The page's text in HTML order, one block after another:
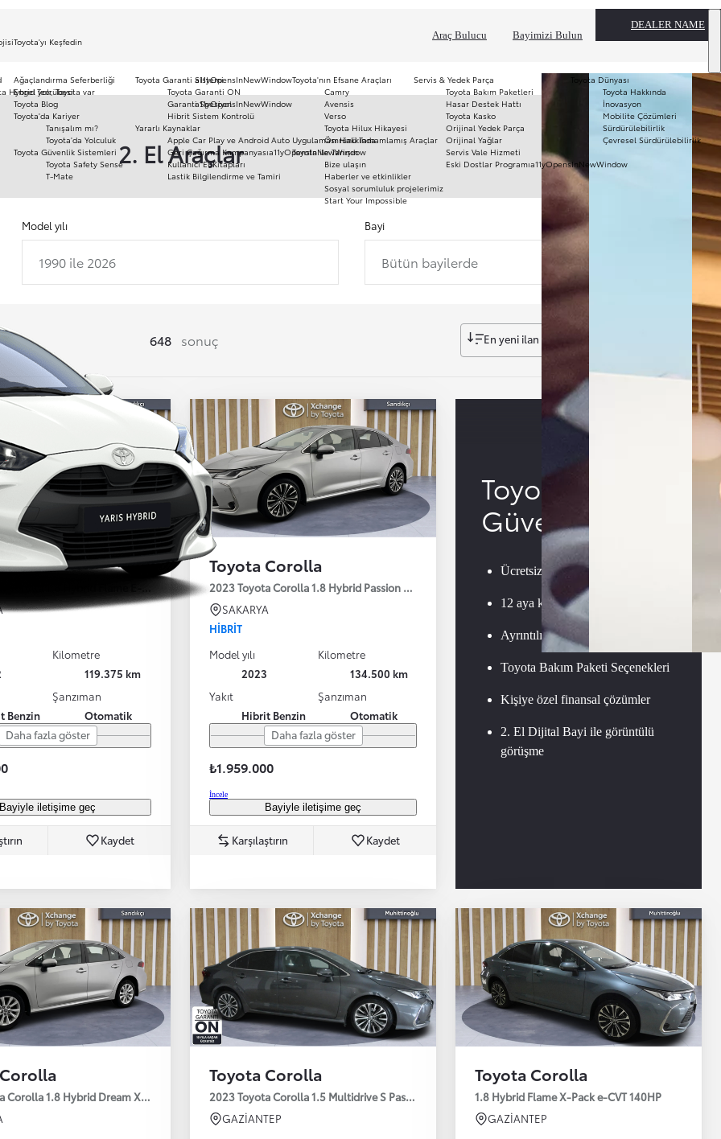
Araç Bulucu Bayimizi Bulun
DEALER NAME
Toyota Garanti Sistemi
Toyota Garanti ON
Garanti Spesiyal
Hibrit Sistem Kontrolü
Yararlı Kaynaklar
Apple Car Play ve Android Auto Uygulaması Hakkında
Geri Çağırma Kampanyasıa11yOpensInNewWindow
Kullanıcı El Kitapları
Lastik Bilgilendirme ve Tamiri
Servis & Yedek Parça
Toyota Bakım Paketleri
Hasar Destek Hattı
Toyota Kasko
Orijinal Yedek Parça
Orijinal Yağlar
Servis Vale Hizmeti
Eski Dostlar Programıa11yOpensInNewWindow
Hybrid Tecrübesi
Toyota'yı Keşfedin
Ağaçlandırma Seferberliği
a11yOpensInNewWindow
Engel yok, Toyota var
Toyota Blog
a11yOpensInNewWindow
Toyota'da Kariyer
Tanışalım mı?
Toyota'da Yolculuk
Toyota Güvenlik Sistemleri
Toyota Safety Sense
T-Mate
Toyota'nın Efsane Araçları
Camry
Avensis
Verso
Toyota Hilux Hikayesi
Ömrünü Tamamlamış Araçlar
Toyota ile Tanışın
Bize ulaşın
Haberler ve etkinlikler
Sosyal sorumluluk projelerimiz
Start Your Impossible
Toyota Dünyası
Toyota Hakkında
İnovasyon
Mobilite Çözümleri
Sürdürülebilirlik
Çevresel Sürdürülebilirlik
2. El Araçlar
Model yılı
1990 ile 2026
Bayi
Bütün bayilerde
648 sonuç En yeni ilan
Corolla 1.8 Hybrid Flame E-CVT 122HP
Kilometre
119.375 km
Benzin
Şanzıman
Otomatik
Daha fazla göster
Bayiyle iletişime geç
Kaydet
Toyota Corolla
2023 Toyota Corolla 1.8 Hybrid Passion X-Pack E-CVT 140HP
SAKARYA
HIBRIT
Model yılı
2023
Kilometre
134.500 km
Yakıt
Hibrit Benzin
Şanzıman
Otomatik
Daha fazla göster
₺1.959.000
İncele
Bayiyle iletişime geç
Karşılaştırın Kaydet
Toyota
Güvencesi
Ücretsiz Toyota Garanti ON
12 aya kadar garanti
Ayrıntılı teknik kontrol
Toyota Bakım Paketi Seçenekleri
Kişiye özel finansal çözümler
2. El Dijital Bayi ile görüntülü
görüşme
Corolla 1.8 Hybrid Dream X-Pack e-CVT 140HP
Toyota Corolla
2023 Toyota Corolla 1.5 Multidrive S Passion X-Pack 125HP
GAZİANTEP
Toyota Corolla
1.8 Hybrid Flame X-Pack e-CVT 140HP
GAZİANTEP